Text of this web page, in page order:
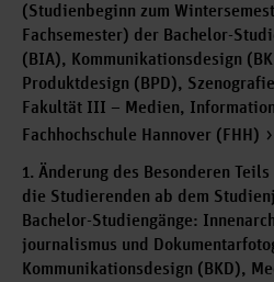
(Studienbeginn zum
Fachsemester) der Bachelor-
(BIA), Kommunikationsdesign
Produktdesign (BPD),
Fakultät III – Medien,
Fachhochschule Hannover (FHH)
1. Änderung des Besonderen
die Studierenden ab dem
Bachelor-Studiengänge:
journalismus und
Kommunikationsdesign (BKD),